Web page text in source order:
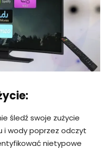
śledź swoje zużycie
i wody poprzez odczyt
nietypowe